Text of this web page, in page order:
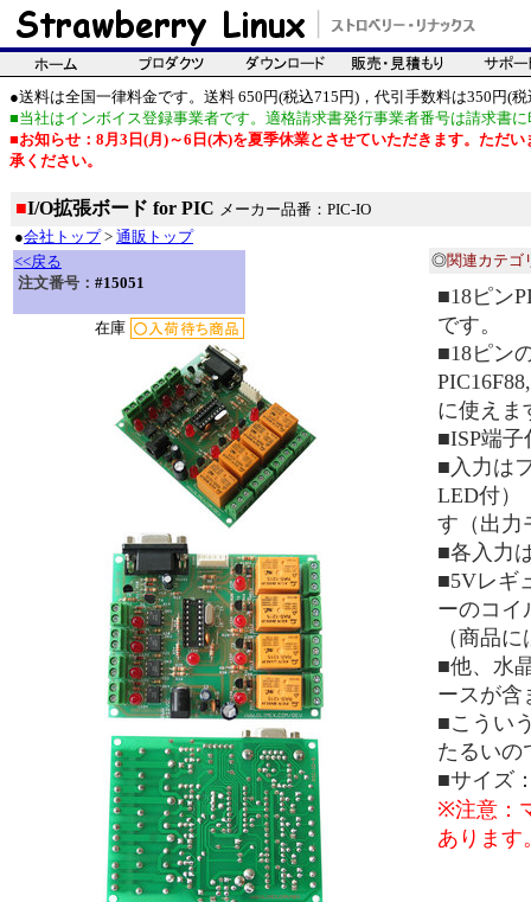
●送料は全国一律料金です。送料 650円(税込715円)，代引手数料は350円(税
■当社はインボイス登録事業者です。適格請求書発行事業者番号は請求書
■お知らせ：8月3日(月)～6日(木)を夏季休業とさせていただきます。ただ
承ください。
■I/O拡張ボード for PIC メーカー品番：PIC-IO
●会社トップ> 通販トップ
<<戻る
注文番号： #15051
在庫
◎関連カテゴ
■18ピン
です。
■18ピン
に使えま
■ISP端
■入力は
LED付）
す（出力
■各入力
■5Vレギ
ーのコイ
（商品
■他、水
ースが含
■こうい
たるいの
■サイズ
※注意：
あります